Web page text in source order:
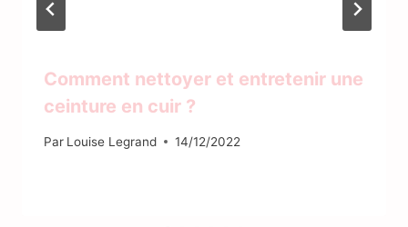
Comment nettoyer et entretenir une
ceinture en cuir ?
Par Louise Legrand 14/12/2022